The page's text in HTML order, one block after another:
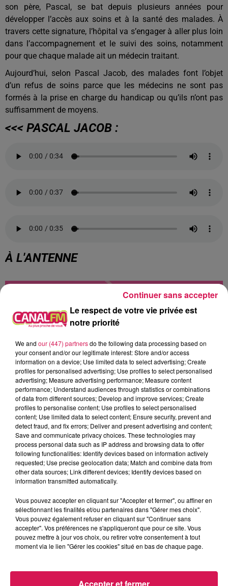
son père, Pascal, se bat depuis plusieurs années pour
développer l’accès aux soins et à la santé des malades. À
travers cette signature, l’hôpital va s’engager à aller plus loin
dans l’accompagnement et le suivi des soins, notamment
pour que chaque malade ait un médecin traitant.
Aujourd’hui, selon Pascal Jacob, des malades font l’objet
d’un refus de soins parce que les médecins ne sont pas
formés à la prise en charge du handicap ou qu’ils n’ont pas
suffisamment de moyens.
<<< PASCAL JACOB :
À L'ANTENNE
0h00 - 8h00
Les hits de Canal FM
21h54
21h54
TEDDYBEAR
21h51
21h51
ANOTR FEAT 54 ULTRA BENABAR
Le respect de votre vie privée est
notre priorité
We and our (447) partnersdo the following data processing based on
your consent and/or our legitimate interest: Store and/or access
information on a device; Use limited data to select advertising; Create
profiles for personalised advertising; Use profiles to select personalised
advertising; Measure advertising performance; Measure content
performance; Understand audiences through statistics or combinations
of data from different sources; Develop and improve services; Create
profiles to personalise content; Use profiles to select personalised
content; Use limited data to select content; Ensure security, prevent and
detect fraud, and fix errors; Deliver and present advertising and content;
Save and communicate privacy choices. These technologies may
process personal data such as IP address and browsing data to offer
following functionalities: Identify devices based on information actively
requested; Use precise geolocation data; Match and combine data from
other data sources; Link different devices; Identify devices based on
information transmitted automatically.
Vous pouvez accepter en cliquant sur "Accepter et fermer", ou affiner en
sélectionnant les finalités et/ou partenaires dans "Gérer mes choix".
Vous pouvez également refuser en cliquant sur "Continuer sans
accepter". Vos préférences ne s'appliqueront que pour ce site. Vous
pouvez mettre à jour vos choix, ou retirer votre consentement à tout
moment via le lien "Gérer les cookies" situé en bas de chaque page.
Continuer sans accepter